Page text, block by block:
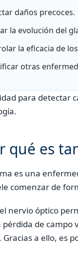
daños precoces.
la evolución del
la eficacia de
otras
para detectar
qué es
es una
comenzar de
nervio óptico
pérdida de
Gracias a ello, es